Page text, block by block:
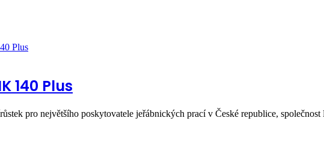
140 Plus
pro největšího poskytovatele jeřábnických prací v České republice,